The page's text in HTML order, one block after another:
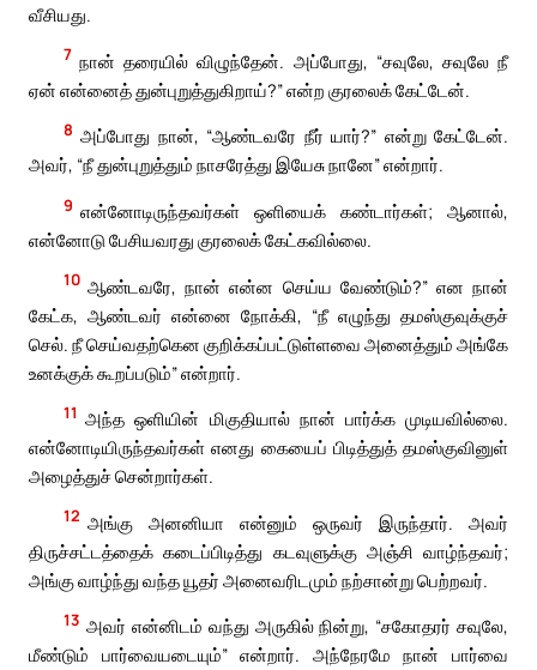
வீசியது.
7 நான் தரையில் விழுந்தேன். அப்போது, “சவுலே, சவுலே நீ
ஏன் என்னைத் துன்புறுத்துகிறாய்?” என்ற குரலைக் கேட்டேன்.
8 அப்போது நான், “ஆண்டவரே நீர் யார்?” என்று கேட்டேன்.
அவர், “நீ துன்புறுத்தும் நாசரேத்து இயேசு நானே” என்றார்.
9 என்னோடிருந்தவர்கள் ஒளியைக் கண்டார்கள்; ஆனால்,
என்னோடு பேசியவரது குரலைக் கேட்கவில்லை.
10 ஆண்டவரே, நான் என்ன செய்ய வேண்டும்?” என நான்
கேட்க, ஆண்டவர் என்னை நோக்கி, “நீ எழுந்து தமஸ்குவுக்குச்
செல். நீ செய்வதற்கென குறிக்கப்பட்டுள்ளவை அனைத்தும் அங்கே
உனக்குக் கூறப்படும்” என்றார்.
11 அந்த ஒளியின் மிகுதியால் நான் பார்க்க முடியவில்லை.
என்னோடியிருந்தவர்கள் எனது கையைப் பிடித்துத் தமஸ்குவினுள்
அழைத்துச் சென்றார்கள்.
12 அங்கு அனனியா என்னும் ஒருவர் இருந்தார். அவர்
திருச்சட்டத்தைக் கடைப்பிடித்து கடவுளுக்கு அஞ்சி வாழ்ந்தவர்;
அங்கு வாழ்ந்து வந்த யூதர் அனைவரிடமும் நற்சான்று பெற்றவர்.
13 அவர் என்னிடம் வந்து அருகில் நின்று, “சகோதரர் சவுலே,
மீண்டும் பார்வையடையும்” என்றார். அந்நேரமே நான் பார்வை